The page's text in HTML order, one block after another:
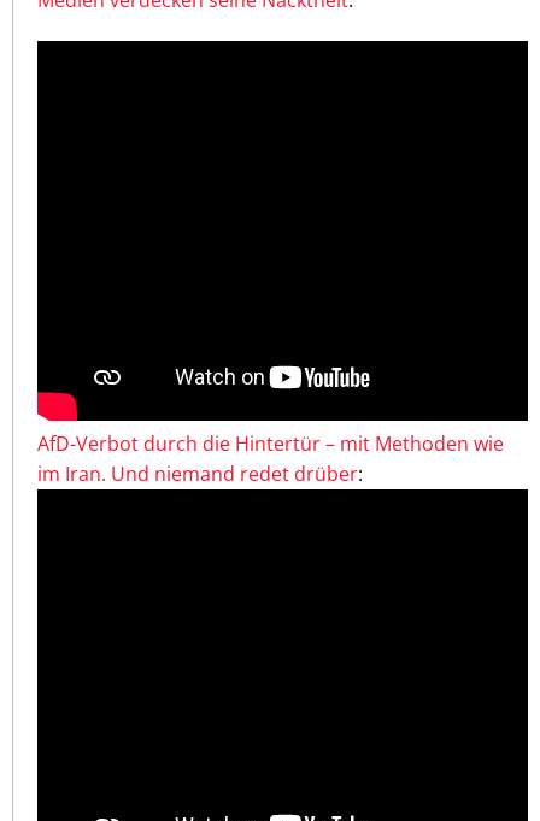
AfD-Verbot durch die Hintertür – mit Methoden wie
im Iran. Und niemand redet drüber: